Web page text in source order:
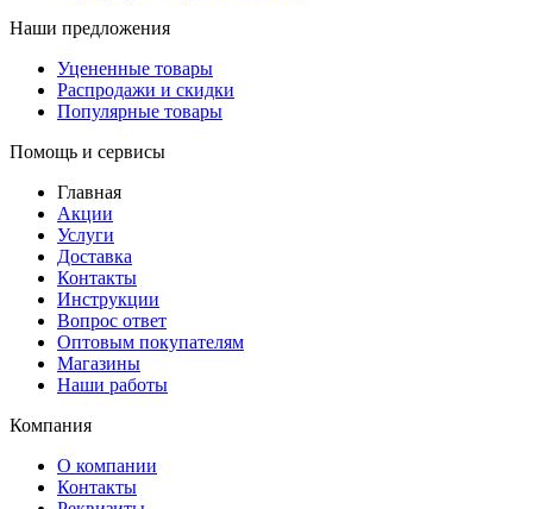
Наши предложения
Уцененные товары
Распродажи и скидки
Популярные товары
Помощь и сервисы
Главная
Акции
Услуги
Доставка
Контакты
Инструкции
Вопрос ответ
Оптовым покупателям
Магазины
Наши работы
Компания
О компании
Контакты